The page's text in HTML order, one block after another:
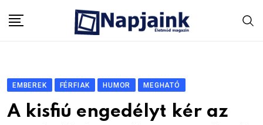
EMBEREK FÉRFIAK HUMOR MEGHATÓ
A kisfiú engedélyt kér az